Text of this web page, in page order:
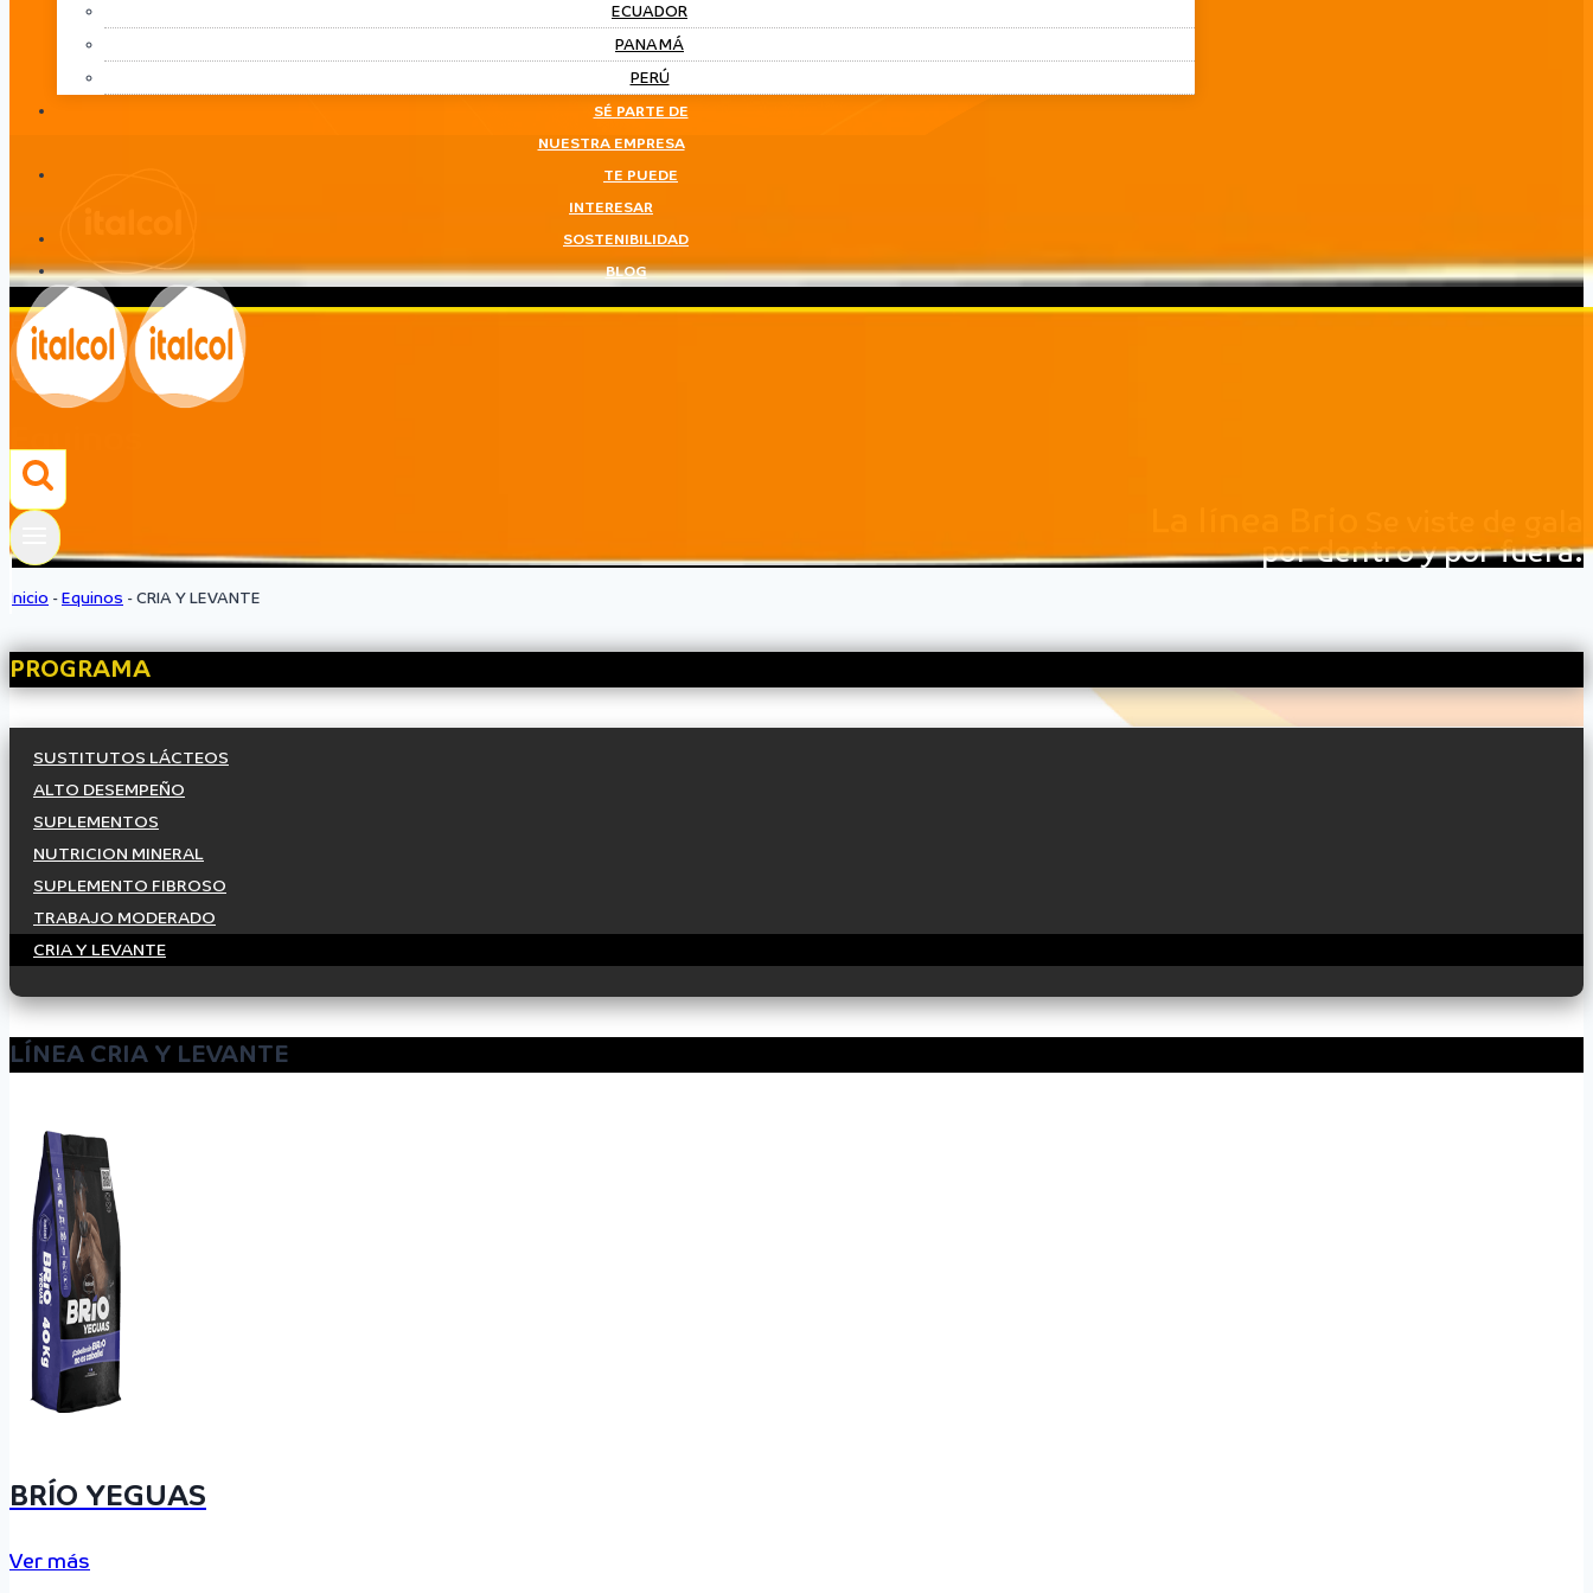
ECUADOR
PANAMÁ
PERÚ
SÉ PARTE DE
NUESTRA EMPRESA
TE PUEDE
INTERESAR
SOSTENIBILIDAD
BLOG
Equinos
LÍNEA
Equinos
por dentro y por fuera.
Inicio - Equinos - CRIA Y LEVANTE
PROGRAMA
SUSTITUTOS LÁCTEOS
ALTO DESEMPEÑO
SUPLEMENTOS
NUTRICION MINERAL
SUPLEMENTO FIBROSO
TRABAJO MODERADO
CRIA Y LEVANTE
LÍNEA CRIA Y LEVANTE
BRÍO YEGUAS
Ver más